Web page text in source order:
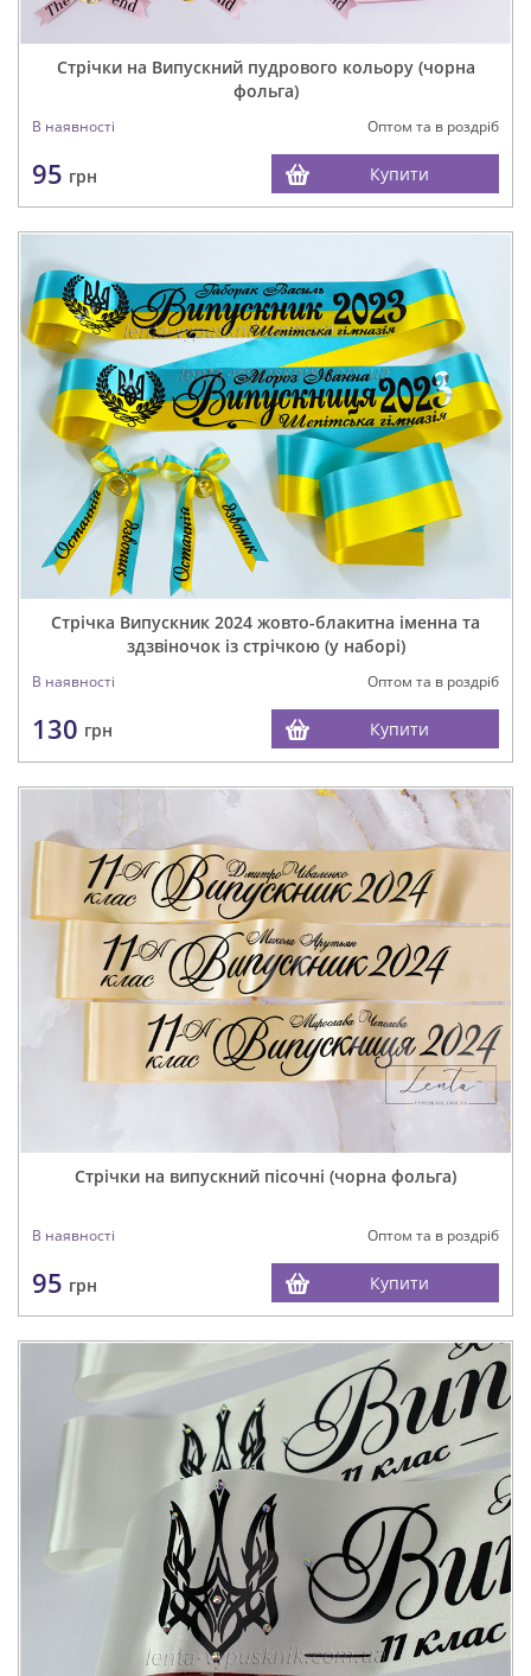
Стрічки на Випускний пудрового кольору (чорна
фольга)
В наявності Оптом та в роздріб
95 грн Купити
Стрічка Випускник 2024 жовто-блакитна іменна та
здзвіночок із стрічкою (у наборі)
В наявності Оптом та в роздріб
130 грн Купити
Стрічки на випускний пісочні (чорна фольга)
В наявності Оптом та в роздріб
95 грн Купити